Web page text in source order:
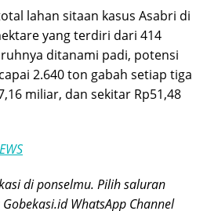
lahan sitaan kasus Asabri di
yang terdiri dari 414
ditanami padi, potensi
2.640 ton gabah setiap tiga
miliar, dan sekitar Rp51,48
di ponselmu. Pilih saluran
WhatsApp Channel